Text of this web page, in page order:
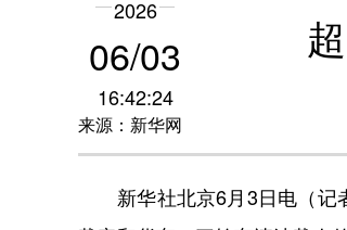
2026
06/03
16:42:24
来源：新华网
新华社北京6月3日电（记者